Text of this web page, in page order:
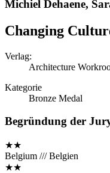
Michiel Dehaene,
Changing
Verlag:
Architecture
Kategorie
Bronze Medal
Begründung der
★★
Belgium /// Belgien
★★